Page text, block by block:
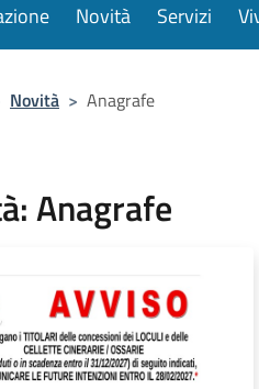
Novità Servizi
Novità > Anagrafe
Anagrafe